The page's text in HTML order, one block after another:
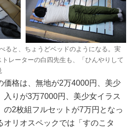
ると、ちょうどベッドのようになる。実
レーターの白四先生も、「ひんやりして
格は、無地が2万4000円、美少
入りが3万7000円、美少女イラス
の2枚組フルセットが7万円となっ
オリオスペックでは「すのこタ